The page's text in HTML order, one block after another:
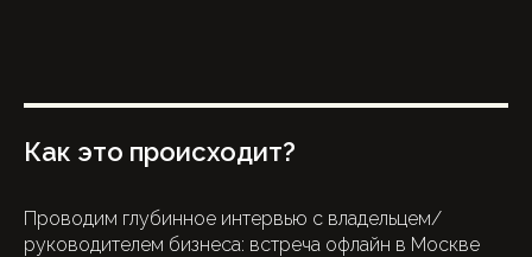
Как это происходит?
Проводим глубинное интервью с владельцем/
руководителем бизнеса: встреча офлайн в Москве